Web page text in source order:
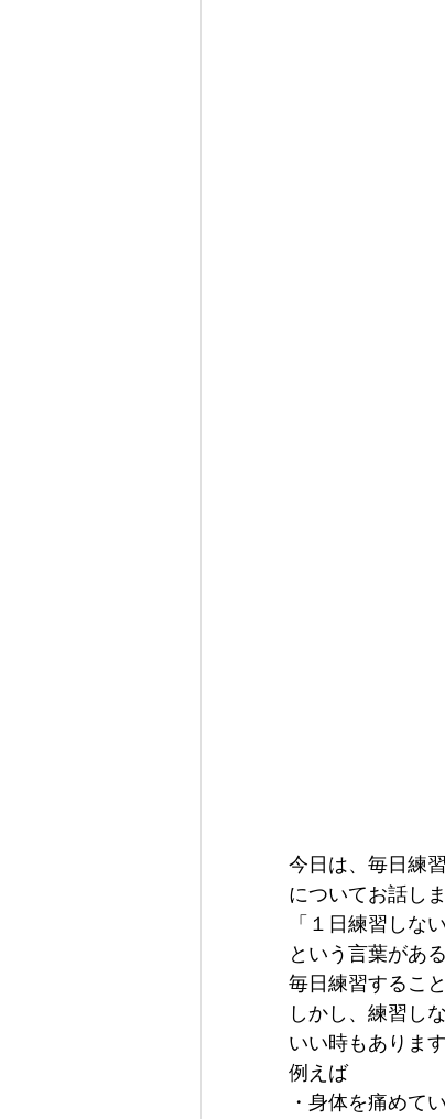
今日は、毎日練
についてお話しま
「１日練習しな
という言葉があ
毎日練習するこ
しかし、練習し
いい時もあります
例えば
・身体を痛めて